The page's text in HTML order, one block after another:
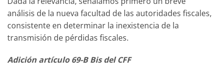
análisis de la nueva facultad de las autoridades fiscales,
consistente en determinar la inexistencia de la
transmisión de pérdidas fiscales.
Adición artículo 69-B Bis del CFF